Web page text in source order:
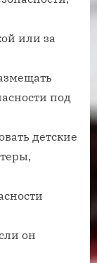
или за
под
детские
он